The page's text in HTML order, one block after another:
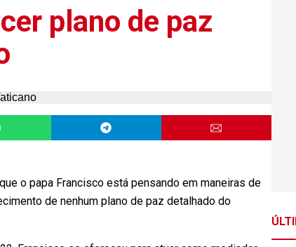
plano de paz
o papa Francisco está pensando em maneiras de
de nenhum plano de paz detalhado do